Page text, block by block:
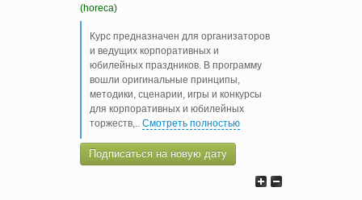
(horeca)
Курс предназначен для организаторов
и ведущих корпоративных и
юбилейных праздников. В программу
вошли оригинальные принципы,
методики, сценарии, игры и конкурсы
для корпоративных и юбилейных
торжеств,.. Смотреть полностью
Подписаться на новую дату